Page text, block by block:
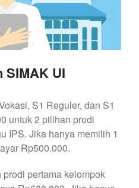
SIMAK UI
S1 Reguler, dan S1
untuk 2 pilihan prodi
IPS. Jika hanya memilih 1
Rp500.000.
pertama kelompok